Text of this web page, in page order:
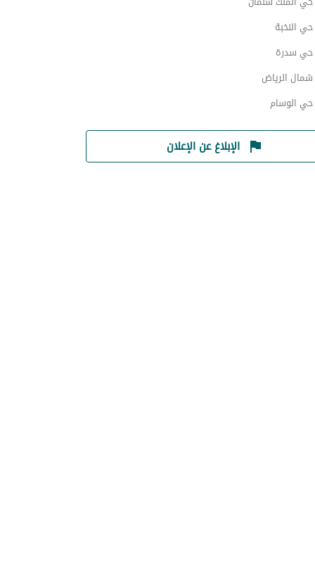
النخبة
سدرة
الرياض
الوسام
الإبلاغ عن الإعلان